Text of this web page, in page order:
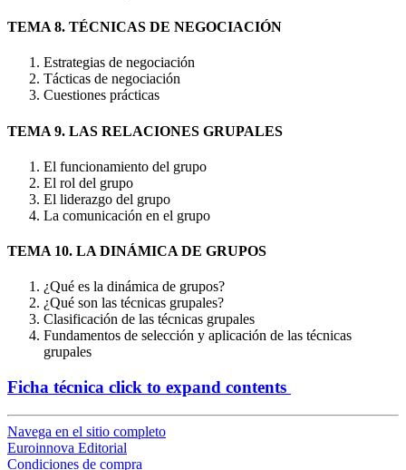
TEMA 8. TÉCNICAS DE NEGOCIACIÓN
Estrategias de negociación
Tácticas de negociación
Cuestiones prácticas
TEMA 9. LAS RELACIONES GRUPALES
El funcionamiento del grupo
El rol del grupo
El liderazgo del grupo
La comunicación en el grupo
TEMA 10. LA DINÁMICA DE GRUPOS
¿Qué es la dinámica de grupos?
¿Qué son las técnicas grupales?
Clasificación de las técnicas grupales
Fundamentos de selección y aplicación de las técnicas
grupales
Ficha técnica click to expand contents
Navega en el sitio completo
Euroinnova Editorial
Condiciones de compra